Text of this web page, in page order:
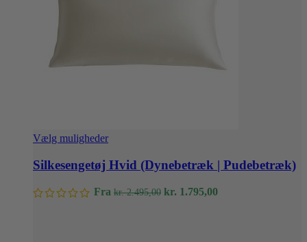
Vælg mulighederDette
har
flere
varianter.
Mulighederne
Silkesengetøj Hvid (Dynebetræk | Pudebetræk)
Fra kr.2.495,00 Den
kr. 1.795,00Den